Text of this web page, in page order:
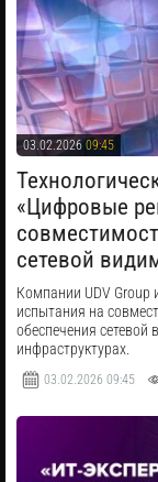
03.02.2026 09:45
«Цифровые
сетевой
Компании UDV
испытания на
обеспечения
инфраструктурах.
03.02.2026 09:45